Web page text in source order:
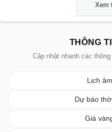
Xem
THÔNG
Cập nhật nhanh các
Lịch
Dự báo
Giá